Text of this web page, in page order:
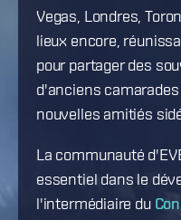
Vegas, Londres,
lieux encore,
pour partager des
d'anciens
nouvelles amitiés
La communauté
essentiel dans le
l'intermédiaire du